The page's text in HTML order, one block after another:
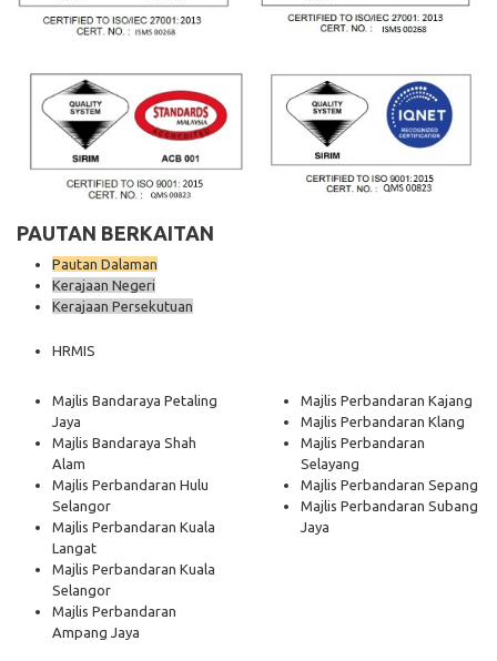
PAUTAN BERKAITAN
Pautan Dalaman
Kerajaan Negeri
Kerajaan Persekutuan
HRMIS
Majlis Bandaraya Petaling
Jaya
Majlis Bandaraya Shah
Alam
Majlis Perbandaran Hulu
Selangor
Majlis Perbandaran Kuala
Langat
Majlis Perbandaran Kuala
Selangor
Majlis Perbandaran
Ampang Jaya
Majlis Perbandaran Kajang
Majlis Perbandaran Klang
Majlis Perbandaran
Selayang
Majlis Perbandaran Sepang
Majlis Perbandaran Subang
Jaya